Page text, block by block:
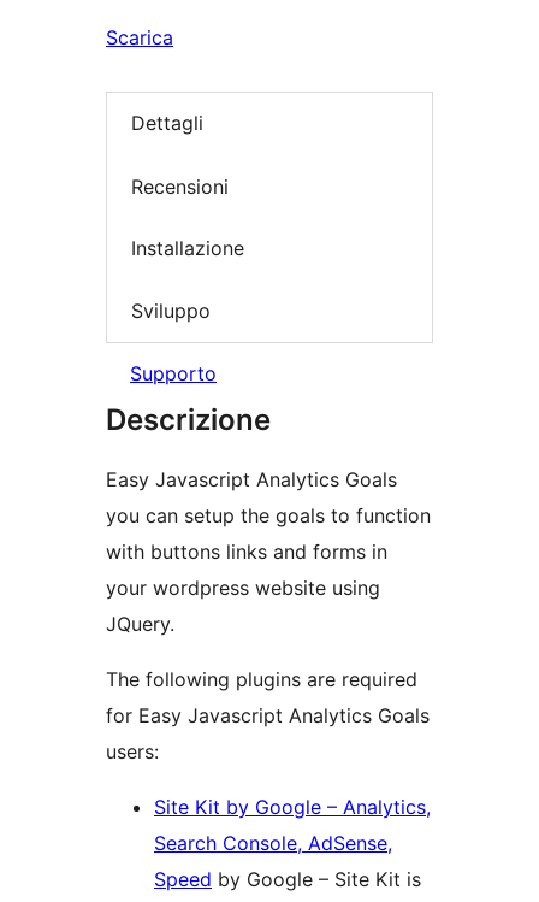
Scarica
Dettagli
Recensioni
Installazione
Sviluppo
Supporto
Descrizione
Easy Javascript Analytics Goals
you can setup the goals to function
with buttons links and forms in
your wordpress website using
JQuery.
The following plugins are required
for Easy Javascript Analytics Goals
users:
Site Kit by Google – Analytics,
Search Console, AdSense,
Speed by Google – Site Kit is